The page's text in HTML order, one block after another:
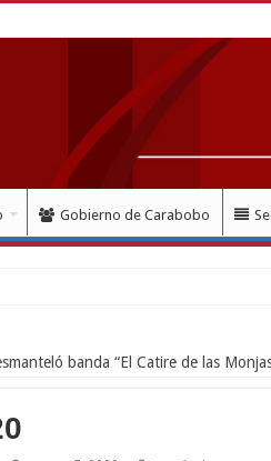
Gobierno de Carabobo
banda “El Catire de las